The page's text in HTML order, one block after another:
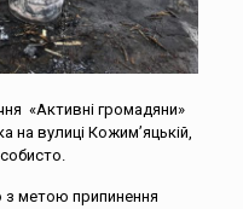
«Активні громадяни»
на вулиці Кожим’яцькій,
метою припинення